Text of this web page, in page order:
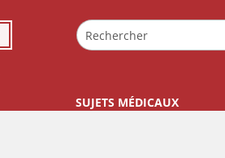
SUJETS MÉDICAUX